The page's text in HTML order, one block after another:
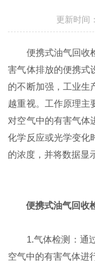
更新时间
便携式油气回收检
害气体排放的便携式
的不断加强，工业
越重视。工作原理
对空气中的有害气体
化学反应或光学变化
的浓度，并将数据显
便携式油气回收
1.气体检测：通
空气中的有害气体进行实